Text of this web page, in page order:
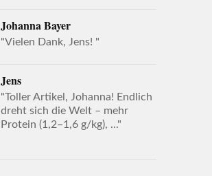
Johanna Bayer
"Vielen Dank, Jens! "
Jens
"Toller Artikel, Johanna! Endlich
dreht sich die Welt – mehr
Protein (1,2–1,6 g/kg), ..."